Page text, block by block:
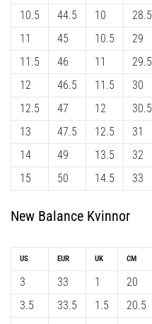
som…
Visa
alla
artiklar
10.5
11
11.5
12
12.5
13
14
15
44.5
45
46
46.5
47
47.5
49
50
10
10.5
11
11.5
12
12.5
13.5
14.5
28.5
29
29.5
30
30.5
31
32
33
New Balance Kvinnor
US
3
3.5
EUR
33
33.5
UK
1
1.5
CM
20
20.5